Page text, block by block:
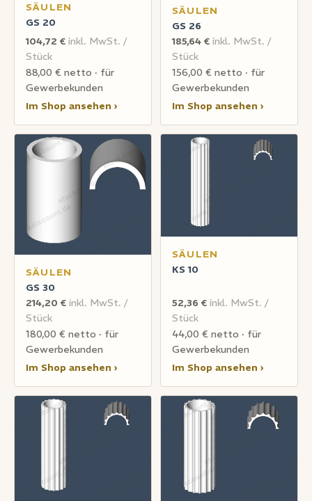
SÄULEN
GS 20
104,72 € inkl. MwSt. /
Stück
88,00 € netto · für
Gewerbekunden
Im Shop ansehen ›
SÄULEN
GS 26
185,64 € inkl. MwSt. /
Stück
156,00 € netto · für
Gewerbekunden
Im Shop ansehen ›
SÄULEN
GS 30
214,20 € inkl. MwSt. /
Stück
180,00 € netto · für
Gewerbekunden
Im Shop ansehen ›
SÄULEN
KS 10
52,36 € inkl. MwSt. /
Stück
44,00 € netto · für
Gewerbekunden
Im Shop ansehen ›